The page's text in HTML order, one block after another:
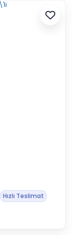
Hızlı Teslimat